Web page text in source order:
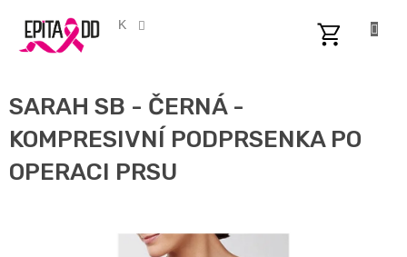
obsah
CZK
SARAH SB - ČERNÁ -
KOMPRESIVNÍ PODPRSENKA PO
OPERACI PRSU